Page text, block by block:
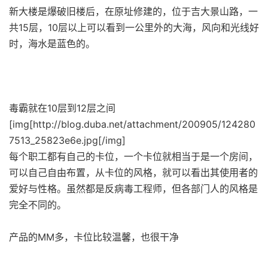
新大楼是爆破旧楼后，在原址修建的，位于吉大景山路，一
共15层，10层以上可以看到一公里外的大海，风向和光线好
时，海水是蓝色的。
毒霸就在10层到12层之间
[img[http://blog.duba.net/attachment/200905/124280
7513_25823e6e.jpg[/img]
每个职工都有自己的卡位，一个卡位就相当于是一个房间，
可以自己自由布置，从卡位的风格，就可以看出其使用者的
爱好与性格。虽然都是反病毒工程师，但各部门人的风格是
完全不同的。
产品的MM多，卡位比较温馨，也很干净